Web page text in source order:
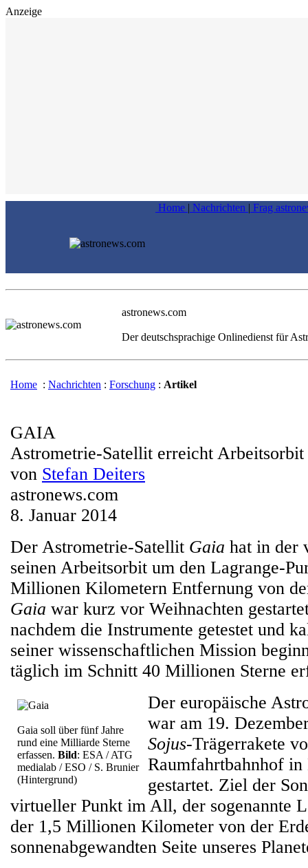
Anzeige
Home | Nachrichten | Frag
astronews.com
Der deutschsprachige Onlinedienst für
Home : Nachrichten : Forschung : Artikel
GAIA
Astrometrie-Satellit erreicht Arbeitsorbit
von Stefan Deiters
astronews.com
8. Januar 2014
Der Astrometrie-Satellit Gaia hat in der
seinen Arbeitsorbit um den Lagrange-
Millionen Kilometern Entfernung von
Gaia war kurz vor Weihnachten
nachdem die Instrumente getestet und
seiner wissenschaftlichen Mission
täglich im Schnitt 40 Millionen Sterne
Gaia soll über fünf Jahre
rund eine Milliarde Sterne
erfassen. Bild: ESA / ATG
medialab / ESO / S. Brunier
(Hintergrund)
Der europäische
war am 19.
Sojus-Trägerrakete
Raumfahrtbahnhof in
gestartet. Ziel der
virtueller Punkt im All, der sogenannte
der 1,5 Millionen Kilometer von der
sonnenabgewandten Seite unseres